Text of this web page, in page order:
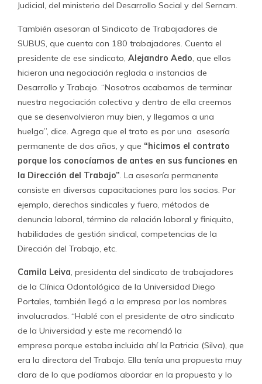
por un nuevo mandato, y en vista de que asumía
funciones en la Secretaría General de Gobierno,Patricia
Silvapresentó en la notaría de Gonzalo de la Cuadra,
ubicada en Bandera 84, su salida de la sociedad,
entregando su participación al resto de los involucrados.
Días más tarde, ratificó aquello en el Registro de
Comercio del Conservador de Bienes Raíces, pese a
que en sudeclaración de intereses nada dice de la
empresa a la que perteneció hasta un día antes de
asumir su nuevo cargo.
El abogado Rafael Pereira , por su parte, fue nombrado
subdirector del Trabajo el 27 de marzo pasado
día antes presentó en la misma notaria su renuncia a la
sociedad. Sin embargo, en los 60 días posteriores que le
otorga la ley nunca ratificó aquello ante el Conservador,
sociedad. Eso implica quelegalmente sigue siendo
socio de Desarrollo y Trabajo. El asunto es más grave
porque su cargo posee “función crítica”, vale decir, le
pagan por no tener otras fuentes de ingreso y las
características de su cargo se cruzan expresamente con
la labor de su empresa.
El Dínamo contactó a Pereira para que explicara el punto